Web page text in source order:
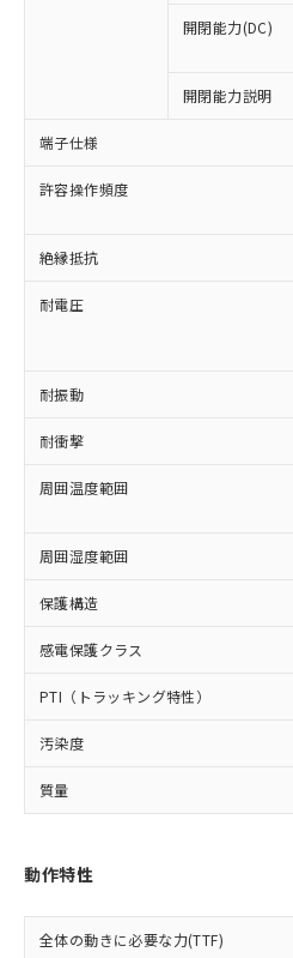
開閉能力(DC)
開閉能力説明
端子仕様
許容操作頻度
絶縁抵抗
耐電圧
耐振動
耐衝撃
周囲温度範囲
周囲湿度範囲
保護構造
感電保護クラス
PTI（トラッキング特性）
汚染度
質量
動作特性
全体の動きに必要な力(TTF)
商品の当社在庫状
(税抜)を提供させ
当社制御機器事業
本サービスの対象
ことをご了承くだ
在庫状況および標
記載している更新
タに基づき作成さ
覧された時点での
準価格とは異なる
正式な納期状況お
様のお取引先、ま
ムロン制御機器販
オムロン制御機器
販売ネット
在庫状況および標
事前の承諾なく第
示しないようお願
マイパーツ機能（
ビス）をご利用
メンバーズにご登
あります。
お客様が当ウェブ
登録された部品リ
および当社の共同
品・サービスに関
引・商談に必要な
非含有の対応状況を調
非該当品：ライセンス
害物質有無と関係のな
いたものが、含有品と
むを得ず変更すること
鉛(Pb) 1000ppm以下、 水銀
六価クロム(Cr(Ⅵ)) 1000ppm以
類(PBB) 1000ppm以下、ポリ
(PBDE) 1000ppm以下、フタ
ル) (DEHP)(別名：DOP)
ルベンジル（BBP） 1000ppm
（DBP） 1000ppm以下、フタ
但し、RoHS指令で産業用監視
図的な使用がないことを確認し
部品在庫の切り替え状
月が前後することがあ
※3 非含有証明書ダウ
下記の非含有証明書を
EU RoHS指令（10物質
ものではありません。
また、RoHS指令のフタ
「○」：最大均質材料
基準値以下であることを
「×」：最大均質材料
基準値を超えていること
「－」：未確認です。
い合わせください。
*中国RoHS10物質の基準値
Pb(鉛) :1000ppm、 Hg(水銀) :
ム) : 100ppm、
Cr(Ⅵ)(六価クロム) : 1000ppm
ニル類) : 1000ppm、 PBDEs(
DBP(フタル酸ジブチル) :
イソブチル) : 1000ppm、 BBP(
DEHP(フタル酸ビス(2-エチル
「ｅ」：有害物質（10
準値以下であることを
「10」：通常の使用状
質が外部に漏えいし、環
及ぼさない年数を意味し
「－」：未確認です。当
当社は、これら貴
為替および外国貿
（以下｢規制貨物
または国外への提
国政府の輸出許可
可)を取得するな
当社は規制貨物を
全に破砕するなど
いよう必要な手段
当社は貴社製品を
ル、化学兵器、生
武器並びにこれら
当社は、貴社製品
場合は、上記1、
該第三者に通知し
販売先および販売
法に輸出するおそ
り引きをいたしま
一定数以上の
一定数には満
在庫なし(最
いては、お客
たはお客様担
機器販売店・
受注生産機種
情報を公開し